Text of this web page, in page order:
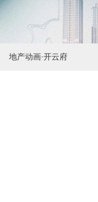
地产动画·开云府